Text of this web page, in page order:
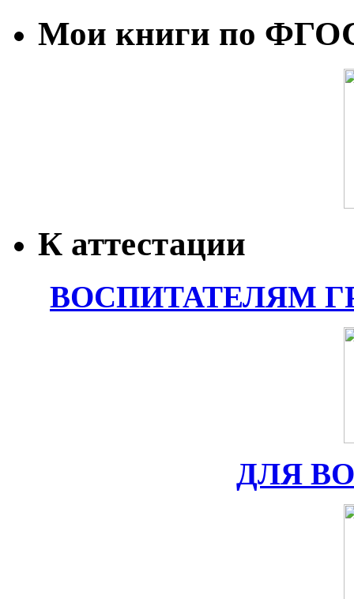
Мои книги по
К аттестации
ВОСПИТАТЕЛЯМ
ДЛЯ